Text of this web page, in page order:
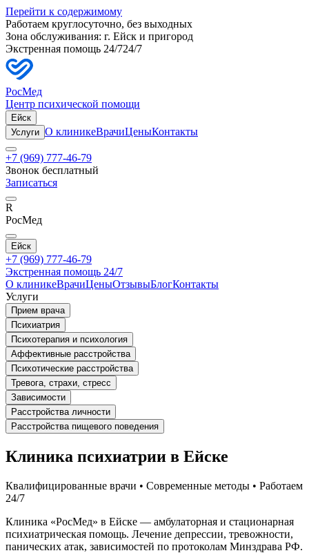
Перейти к содержимому
Работаем круглосуточно, без выходных
Зона обслуживания: г. Ейск и пригород
Экстренная помощь 24/724/7
РосМед
Центр психической помощи
Ейск
Услуги О клиникеВрачиЦеныКонтакты
+7 (969) 777-46-79
Звонок бесплатный
Записаться
R
РосМед
Ейск
+7 (969) 777-46-79
Экстренная помощь 24/7
О клиникеВрачиЦеныОтзывыБлогКонтакты
Услуги
Прием врача
Психиатрия
Психотерапия и психология
Аффективные расстройства
Психотические расстройства
Тревога, страхи, стресс
Зависимости
Расстройства личности
Расстройства пищевого поведения
Клиника психиатрии в Ейске
Квалифицированные врачи • Современные методы • Работаем
24/7
Клиника «РосМед» в Ейске — амбулаторная и стационарная
психиатрическая помощь. Лечение депрессии, тревожности,
панических атак, зависимостей по протоколам Минздрава РФ.